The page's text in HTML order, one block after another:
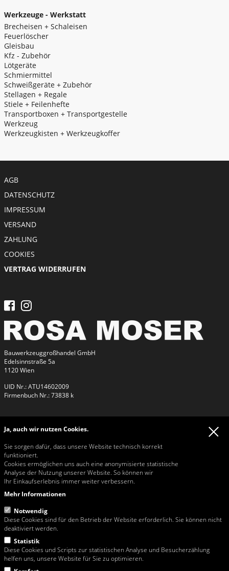
Ja, auch wir nutzen Cookies.
Sie sorgen dafür, dass unsere Website technisch korrekt
funktioniert.
Cookies ermöglichen uns auch eine anonymisierte statistische
Analyse der Nutzung unserer Website. So können wir
Ihr Einkaufserlebnis immer weiter verbessern.
Mehr Informationen
Notwendig
Diese Cookies sind für den Betrieb der Website erforderlich. Sie können nicht
deaktiviert werden.
Statistik
Diese Cookies und Scripts zur statistischen Analyse und Besucherzählung
helfen uns, unsere Website für Sie zu optimieren.
Werkzeuge - Werkstatt
Brecheisen + Schaleisen
Feuerlöscher
Gleisbau
Kfz - Zubehör
Lötgeräte
Schmiermittel
Schweißgeräte + Zubehör
Stellagen + Regale
Stiele + Feilenhefte
Transportboxen + Transportgestelle
Werkzeug
Werkzeugkisten + Werkzeugkoffer
Meta menu
AGB
DATENSCHUTZ
IMPRESSUM
VERSAND
ZAHLUNG
COOKIES
VERTRAG WIDERRUFEN
Bauwerkzeuggroßhandel GmbH
Edelsinnstraße 5a
1120 Wien
UID Nr.: ATU14602009
Firmenbuch Nr.: 73838 k
Kontakt
Fax: +43 / 1 / 815 42 32
Email:rosa@rosa-moser.at
Web:www.rosa-moser.at
Öffnungszeiten Büro & Verkauf
Mo - Mi 07:00-11:45 und 13:00-16:30
Fr 07:00-11:45
Link zur Streitbelegungsplattform der EU-Kommission
Diese Website richtet sich ausschließlich an Unternehmen.